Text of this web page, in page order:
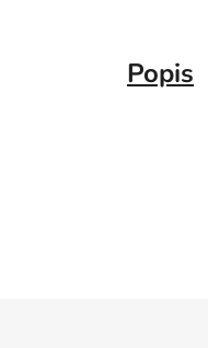
Popis